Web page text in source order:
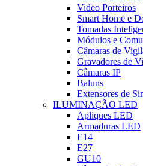
Video Porteiros
Smart Home e
Tomadas
Módulos e
Câmaras de
Gravadores de
Câmaras IP
Baluns
Extensores de
ILUMINAÇÃO LED
Apliques LED
Armaduras LED
E14
E27
GU10